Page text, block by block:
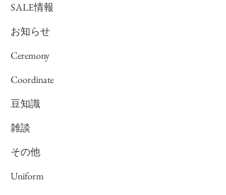
SALE情報
お知らせ
Ceremony
Coordinate
豆知識
雑談
その他
Uniform